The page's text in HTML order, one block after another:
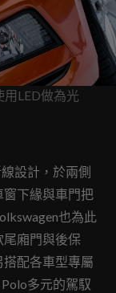
用LED做為光
設計，於兩側
下緣與車門把
也為此
尾廂門與後保
配各車型專屬
多元的駕馭